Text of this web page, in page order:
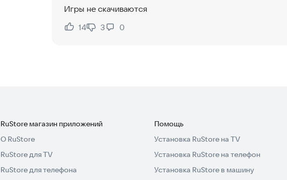
Игры не скачиваются
Нравится:
14
Не нравится:
3 0
RuStore магазин приложений
О RuStore
RuStore для TV
RuStore для телефона
Помощь
Установка RuStore на TV
Установка RuStore на телефон
Установка RuStore в машину